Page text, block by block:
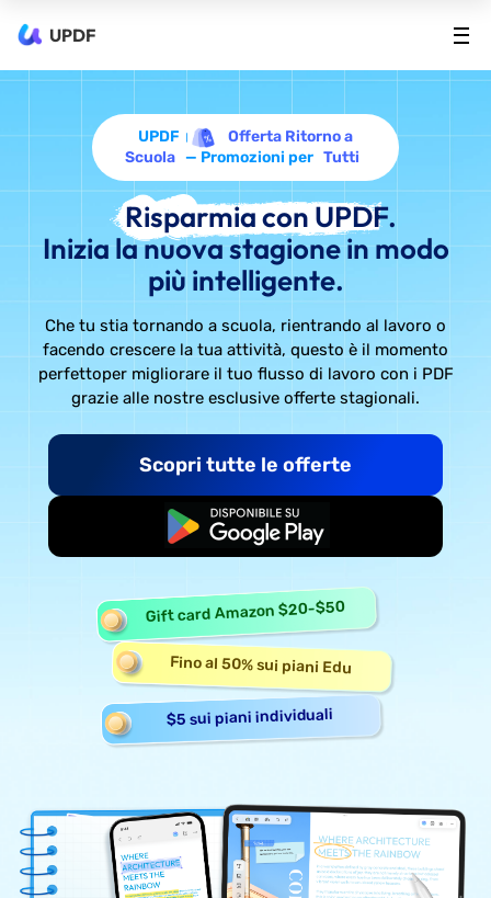
UPDF
UPDF
Offerta Ritorno a
Scuola — Promozioni per Tutti
Risparmia con UPDF.
Inizia la nuova stagione in modo
più intelligente.
Che tu stia tornando a scuola, rientrando al lavoro o
facendo crescere la tua attività, questo è il momento
perfettoper migliorare il tuo flusso di lavoro con i PDF
grazie alle nostre esclusive offerte stagionali.
Scopri tutte le offerte
Inizia gratis
Gift card Amazon $20-$50
Fino al 50% sui piani Edu
$5 sui piani individuali